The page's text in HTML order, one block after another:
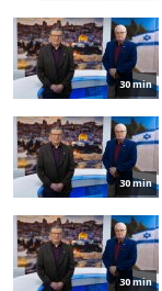
30 min
30 min
30 min